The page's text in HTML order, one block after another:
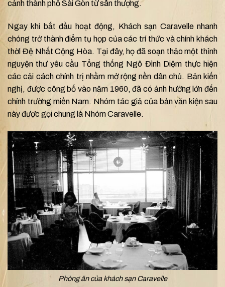
cảnh thành phố Sài Gòn từ sân thượng.
Ngay khi bắt đầu hoạt động, Khách sạn Caravelle nhanh
chóng trở thành điểm tụ họp của các trí thức và chính khách
thời Đệ Nhất Cộng Hòa. Tại đây, họ đã soạn thảo một thỉnh
nguyện thư yêu cầu Tổng thống Ngô Đình Diệm thực hiện
các cải cách chính trị nhằm mở rộng nền dân chủ. Bản kiến
nghị, được công bố vào năm 1960, đã có ảnh hưởng lớn đến
chính trường miền Nam. Nhóm tác giả của bản văn kiện sau
này được gọi chung là Nhóm Caravelle.
Phòng ăn của khách sạn Caravelle